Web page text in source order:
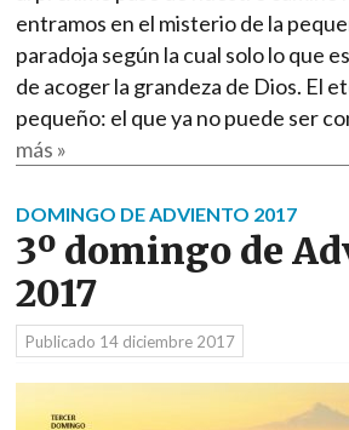
entramos en el misterio de la
paradoja según la cual solo lo que
de acoger la grandeza de Dios. El
pequeño: el que ya no puede ser
más »
DOMINGO DE ADVIENTO 2017
3º domingo de
2017
Publicado 14 diciembre 2017